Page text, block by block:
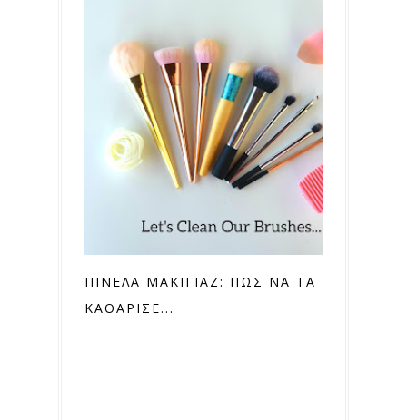
ΠΙΝΕΛΑ ΜΑΚΙΓΙΑΖ: ΠΩΣ ΝΑ ΤΑ
ΚΑΘΑΡΙΣΕ...